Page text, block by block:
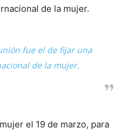
de la mujer.
fue el de fijar una
de la mujer.
el 19 de marzo, para